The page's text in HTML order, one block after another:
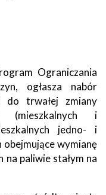
Ograniczania
ogłasza nabór
do trwałej zmiany
(mieszkalnych i
jedno- i
wymianę
na paliwie stałym na